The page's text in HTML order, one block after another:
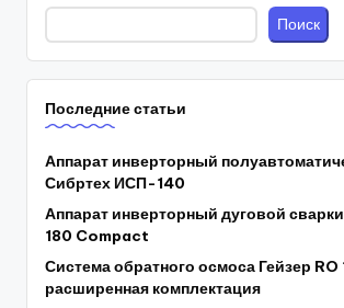
Поиск
Последние статьи
Аппарат инверторный
Сибртех ИСП-140
Аппарат инверторный дуговой
180 Compact
Система обратного осмоса Гейзер
расширенная комплектация